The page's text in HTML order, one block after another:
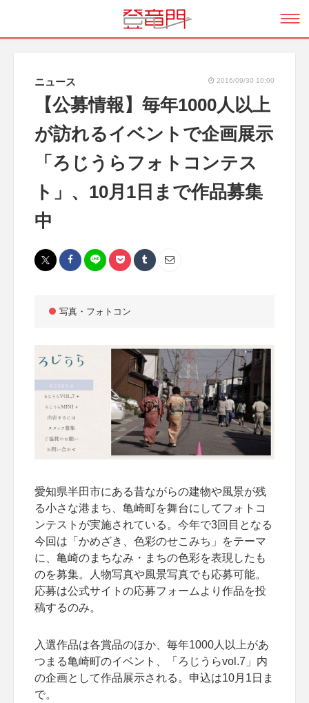
ニュース 2016/09/30 10:00
【公募情報】毎年1000人以上
が訪れるイベントで企画展示
「ろじうらフォトコンテス
ト」、10月1日まで作品募集
中
写真・フォトコン
愛知県半田市にある昔ながらの建物や風景が残
る小さな港まち、亀崎町を舞台にしてフォトコ
ンテストが実施されている。今年で3回目となる
今回は「かめざき、色彩のせこみち」をテーマ
に、亀崎のまちなみ・まちの色彩を表現したも
のを募集。人物写真や風景写真でも応募可能。
応募は公式サイトの応募フォームより作品を投
稿するのみ。
入選作品は各賞品のほか、毎年1000人以上があ
つまる亀崎町のイベント、「ろじうらvol.7」内
の企画として作品展示される。申込は10月1日ま
で。